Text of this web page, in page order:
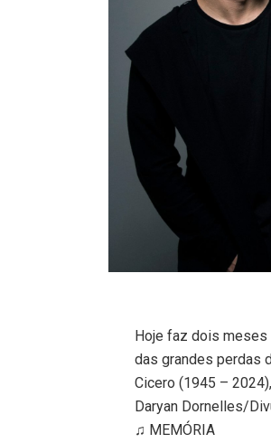
Hoje faz dois meses
das grandes perdas
Cicero (1945 –
Daryan Dornelles/
♫ MEMÓRIA